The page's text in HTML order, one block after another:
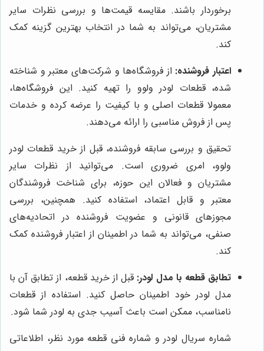
برخوردار باشند. مقایسه قیمت‌ها و بررسی نظرات سایر
مشتریان، می‌تواند به شما در انتخاب بهترین گزینه کمک
کند.
اعتبار فروشنده: از فروشگاه‌ها و شرکت‌های معتبر و شناخته
شده، قطعات لودر ولوو را تهیه کنید. این فروشگاه‌ها،
معمولا قطعات اصلی و با کیفیت را عرضه کرده و خدمات
پس از فروش مناسبی را ارائه می‌دهند.
تحقیق و بررسی سابقه فروشنده، قبل از خرید قطعات لودر
ولوو، امری ضروری است. می‌توانید از نظرات سایر
مشتریان و فعالان این حوزه، برای شناخت فروشندگان
معتبر و قابل اعتماد، استفاده کنید. همچنین، بررسی
مجوزهای قانونی و عضویت فروشنده در اتحادیه‌های
صنفی، می‌تواند به شما در اطمینان از اعتبار فروشنده کمک
کند.
تطابق قطعه با مدل لودر: قبل از خرید قطعه، از تطابق آن با
مدل لودر خود اطمینان حاصل کنید. استفاده از قطعات
نامناسب، ممکن است باعث آسیب جدی به لودر شما شود.
شماره سریال لودر و شماره فنی قطعه مورد نظر، اطلاعاتی